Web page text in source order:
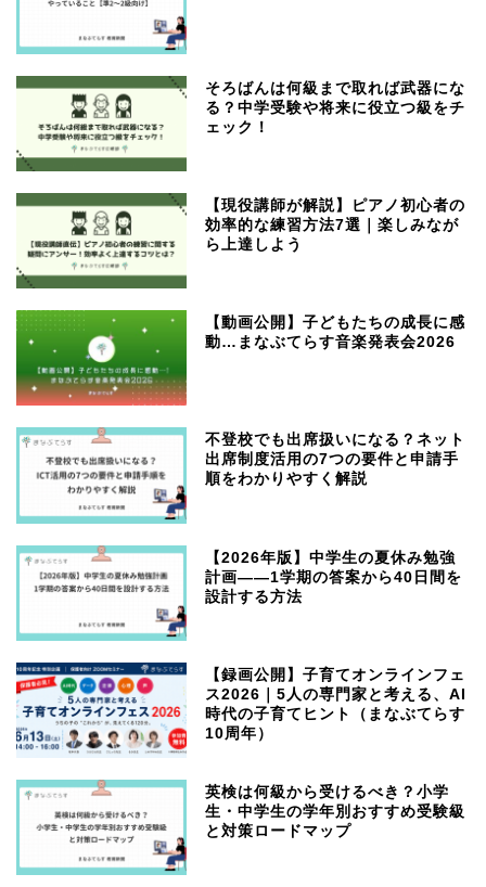
そろばんは何級まで取れば武器にな
る？中学受験や将来に役立つ級をチ
ェック！
【現役講師が解説】ピアノ初心者の
効率的な練習方法7選｜楽しみなが
ら上達しよう
【動画公開】子どもたちの成長に感
動…まなぶてらす音楽発表会2026
不登校でも出席扱いになる？ネット
出席制度活用の7つの要件と申請手
順をわかりやすく解説
【2026年版】中学生の夏休み勉強
計画——1学期の答案から40日間を
設計する方法
【録画公開】子育てオンラインフェ
ス2026｜5人の専門家と考える、AI
時代の子育てヒント（まなぶてらす
10周年）
英検は何級から受けるべき？小学
生・中学生の学年別おすすめ受験級
と対策ロードマップ